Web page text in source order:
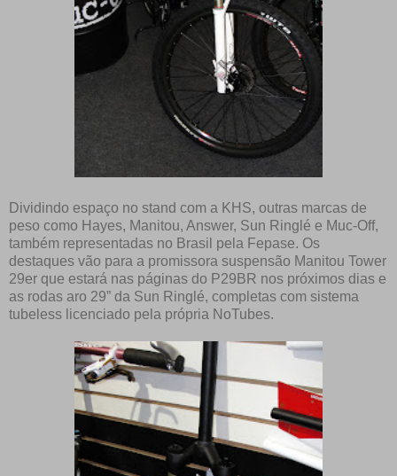
Dividindo espaço no stand com a KHS, outras marcas de
peso como Hayes, Manitou, Answer, Sun Ringlé e Muc-Off,
também representadas no Brasil pela Fepase. Os
destaques vão para a promissora suspensão Manitou Tower
29er que estará nas páginas do P29BR nos próximos dias e
as rodas aro 29” da Sun Ringlé, completas com sistema
tubeless licenciado pela própria NoTubes.